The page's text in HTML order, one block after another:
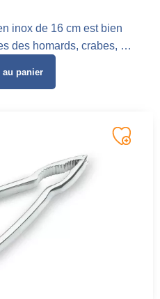
inox de 16 cm est bien
des homards, crabes, …
panier